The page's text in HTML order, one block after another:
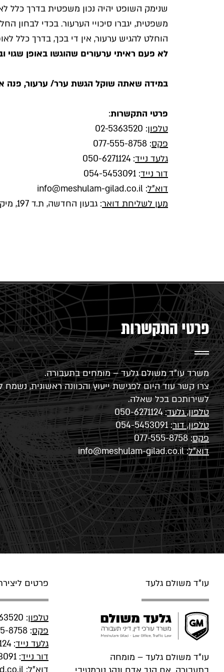
שנימק השופט יהיה נכון משפטית בדרך כלל
משפטית, יגברו סיכויי הערעור. בכדי
הוחלט להגיש ערעור, אין די בכך, בדרך כלל
לא פעם ראיתי ערעורים שהוגשו באופן שגוי
במידה שאתה שוקל הגשת ערר/ ערעור, פנה
פרטי התקשרות:
טלפון:
02-5363520
פקס: 077-555-8758
גלעד נייד:
050-6271124
דור נייד:
054-5453091
דוא"ל:
info@meshulam-gilad.co.il
מען לשליחת דואר: גבעון החדשה, ת.ד 197, מיקוד: 9090100
פרטי התקשרות
משרד עו"ד משולם גלעד – מומחים בתעבורה.
צרו קשר עוד היום לפגישת ייעוץ והכוונה ראשונית, נשמח
לשירותכם בכל שאלה.
טלפון, גלעד:
050-6271124
טלפון, דור:
054-5453091
פקס: 077-555-8758
דוא"ל:
info@meshulam-gilad.co.il
עו"ד משולם גלעד
עו"ד משולם גלעד – מומחה
פרטים
טלפון:
פקס: 077-555-8758
גלעד נייד:
דור נייד: